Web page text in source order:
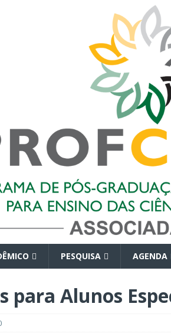
PESQUISA AGENDA
para Alunos